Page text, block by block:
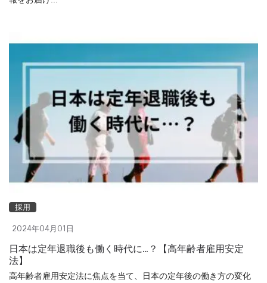
採用
2024年04月01日
日本は定年退職後も働く時代に…？【高年齢者雇用安定
法】
高年齢者雇用安定法に焦点を当て、日本の定年後の働き方の変化